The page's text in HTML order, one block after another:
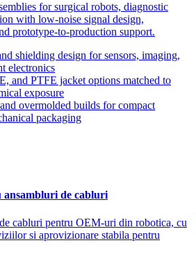
for surgical robots, diagnostic
with low-noise signal design,
prototype-to-production support.
shielding design for sensors, imaging,
electronics
and PTFE jacket options matched to
exposure
overmolded builds for compact
packaging
de cabluri
cabluri pentru OEM-uri din robotica, cu
si aprovizionare stabila pentru